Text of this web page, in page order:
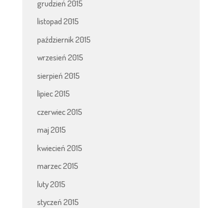
grudzień 2015
listopad 2015
październik 2015
wrzesień 2015
sierpień 2015
lipiec 2015
czerwiec 2015
maj 2015
kwiecień 2015
marzec 2015
luty 2015
styczeń 2015